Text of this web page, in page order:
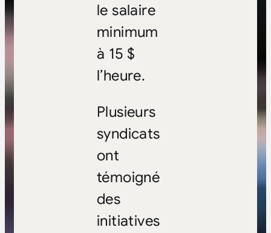
le salaire
minimum
à 15 $
l’heure.
Plusieurs
syndicats
ont
témoigné
des
initiatives